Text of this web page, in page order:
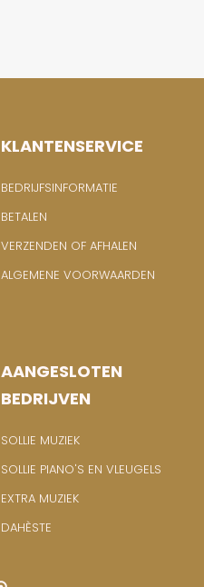
KLANTENSERVICE
BEDRIJFSINFORMATIE
BETALEN
VERZENDEN OF AFHALEN
ALGEMENE VOORWAARDEN
AANGESLOTEN
BEDRIJVEN
SOLLIE MUZIEK
SOLLIE PIANO'S EN VLEUGELS
EXTRA MUZIEK
DAHÈSTE